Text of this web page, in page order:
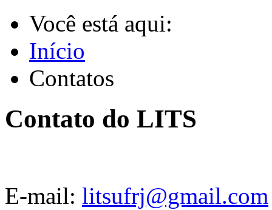
Você está aqui:
Início
Contatos
Contato do LITS
E-mail: litsufrj@gmail.com